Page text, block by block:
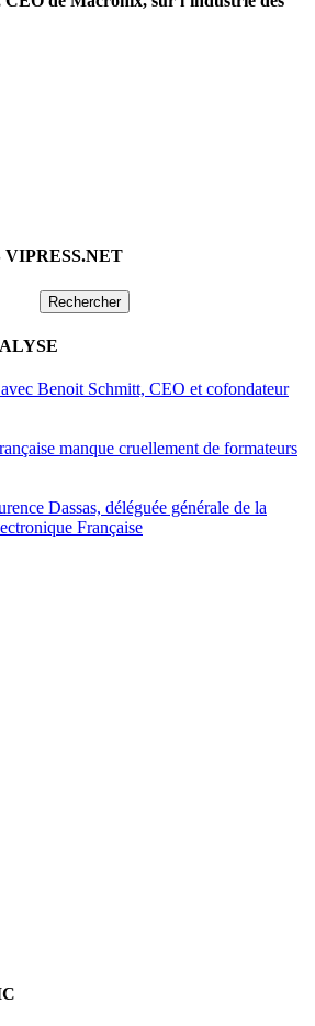
Benoit Schmitt, CEO et cofondateur
manque cruellement de formateurs
Dassas, déléguée générale de la
Française